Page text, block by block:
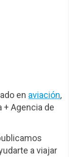
en aviación,
Agencia de
a viajar